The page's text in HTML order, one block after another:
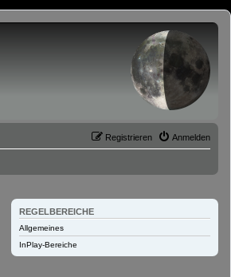
Anmelden
Registrieren
REGELBEREICHE
Allgemeines
InPlay-Bereiche